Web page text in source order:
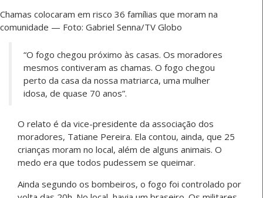
Chamas colocaram em risco 36 famílias que moram na
comunidade — Foto: Gabriel Senna/TV Globo
“O fogo chegou próximo às casas. Os moradores
mesmos contiveram as chamas. O fogo chegou
perto da casa da nossa matriarca, uma mulher
idosa, de quase 70 anos”.
O relato é da vice-presidente da associação dos
moradores, Tatiane Pereira. Ela contou, ainda, que 25
crianças moram no local, além de alguns animais. O
medo era que todos pudessem se queimar.
Ainda segundo os bombeiros, o fogo foi controlado por